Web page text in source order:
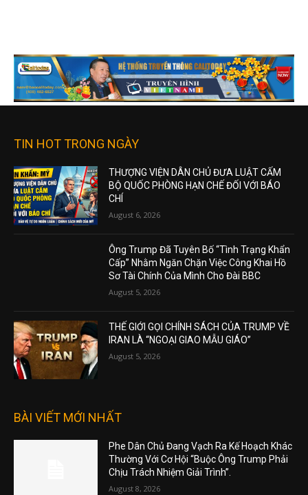
TIN HOT TRONG NGÀY
THƯỢNG VIỆN DÂN CHỦ ĐƯA LUẬT CẤM
BỘ QUỐC PHÒNG HẠN CHẾ ĐỐI VỚI BÁO
CHÍ
August 6, 2026
Ông Trump Đã Tuyên Bố “Tình Trạng Khẩn
Cấp” Nhằm Ngăn Chặn Việc Công Khai Hồ
Sơ Tài Chính Của Mình Cho Đài BBC
August 5, 2026
THẾ GIỚI GỌI CHÍNH SÁCH CỦA TRUMP VỀ
IRAN LÀ “NGOẠI GIAO MẪU GIÁO”
August 5, 2026
BÀI VIẾT MỚI NHẤT
Phe Dân Chủ Đang Vạch Ra Kế Hoạch Khác
Thường Với Cơ Hội “Buộc Ông Trump Phải
Chịu Trách Nhiệm Giải Trình”.
August 8, 2026